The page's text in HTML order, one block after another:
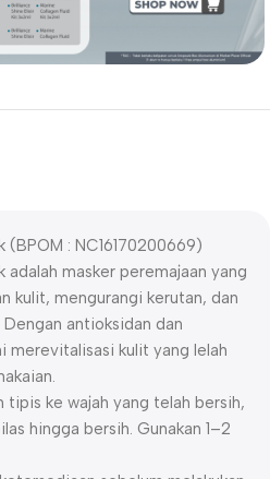
(BPOM : NC16170200669)
adalah masker peremajaan yang
kulit, mengurangi kerutan, dan
antioksidan dan
merevitalisasi kulit yang lelah
tipis ke wajah yang telah bersih,
hingga bersih. Gunakan 1–2